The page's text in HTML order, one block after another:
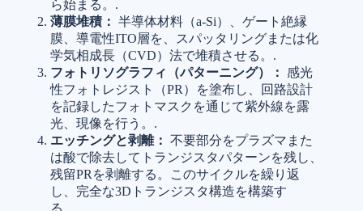
ら始まる。.
薄膜堆積： 半導体材料（a-Si）、ゲート絶縁
膜、導電性ITO層を、スパッタリングまたは化
学気相成長（CVD）法で堆積させる。.
フォトリソグラフィ（パターニング）： 感光
性フォトレジスト（PR）を塗布し、回路設計
を記録したフォトマスクを通じて紫外線を露
光、現像を行う。.
エッチングと剥離： 不要部分をプラズマまた
は酸で除去してトランジスタパターンを残し、
残留PRを剥離する。このサイクルを繰り返
し、完全な3Dトランジスタ構造を構築す